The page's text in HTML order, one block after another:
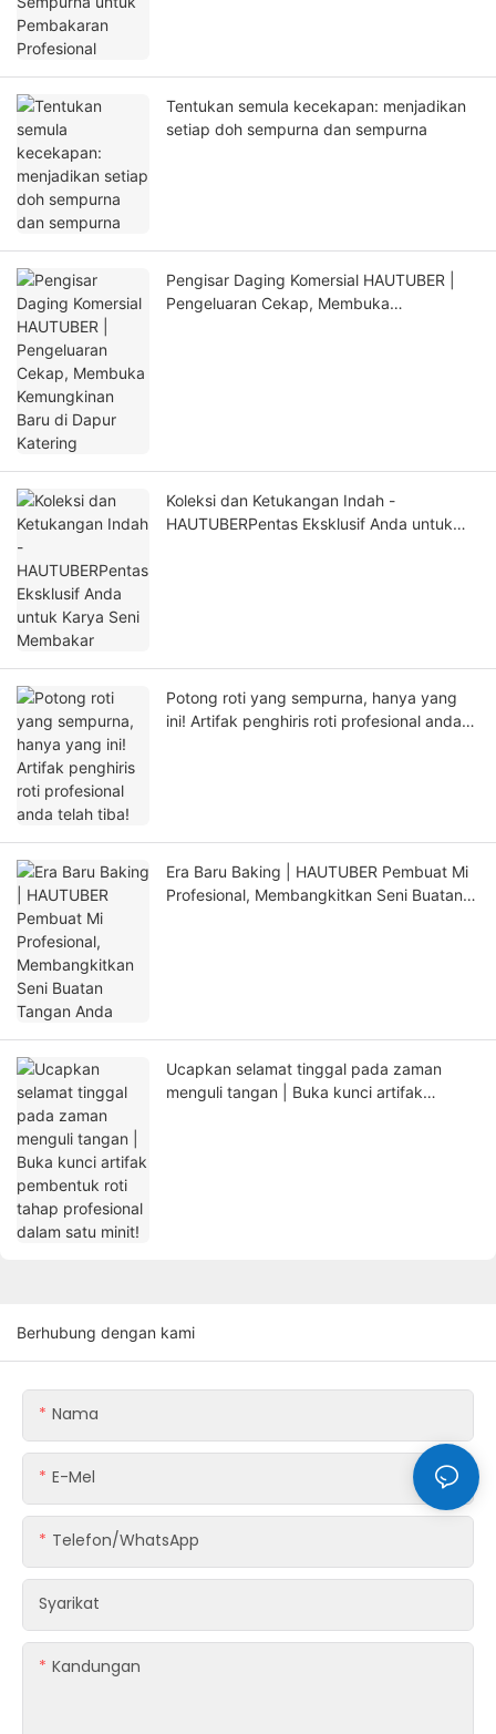
Tentukan semula kecekapan: menjadikan
setiap doh sempurna dan sempurna
Pengisar Daging Komersial HAUTUBER |
Pengeluaran Cekap, Membuka
Koleksi dan Ketukangan Indah -
HAUTUBERPentas Eksklusif Anda untuk
Potong roti yang sempurna, hanya yang
ini! Artifak penghiris roti profesional anda
Era Baru Baking | HAUTUBER Pembuat Mi
Profesional, Membangkitkan Seni Buatan
Ucapkan selamat tinggal pada zaman
menguli tangan | Buka kunci artifak
Berhubung dengan kami
Nama
E-Mel
Telefon/whatsApp
Syarikat
Kandungan